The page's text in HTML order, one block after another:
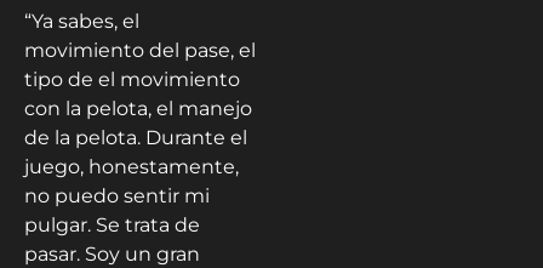
“Ya sabes, el
movimiento del pase, el
tipo de el movimiento
con la pelota, el manejo
de la pelota. Durante el
juego, honestamente,
no puedo sentir mi
pulgar. Se trata de
pasar. Soy un gran